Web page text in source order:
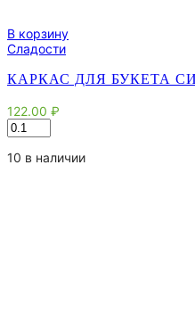
В корзину
Сладости
КАРКАС ДЛЯ БУКЕТА
122.00 ₽
Количество
товара
Каркас
10 в наличии